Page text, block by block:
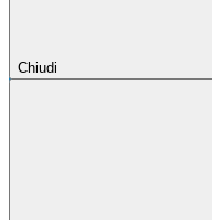
Chiudi